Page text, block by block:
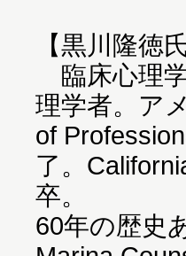
【黒川隆徳氏
臨床心理
理学者。ア
of
了。
卒。
60年の歴史